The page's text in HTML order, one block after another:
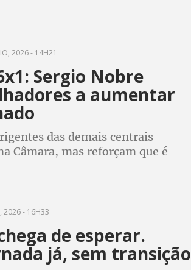
2026 - 14H21
Sergio Nobre
a aumentar
das demais centrais
Câmara, mas reforçam que é
2026 - 16H33
de esperar.
já, sem transição